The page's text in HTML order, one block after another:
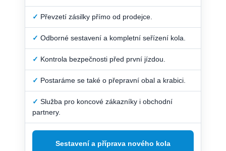
✓ Převzetí zásilky přímo od prodejce.
✓ Odborné sestavení a kompletní seřízení kola.
✓ Kontrola bezpečnosti před první jízdou.
✓ Postaráme se také o přepravní obal a krabici.
✓ Služba pro koncové zákazníky i obchodní
partnery.
Sestavení a příprava nového kola